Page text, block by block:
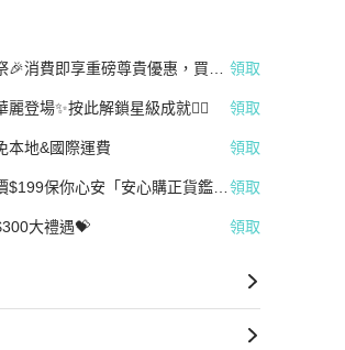
🎉消費即享重磅尊貴優惠，買越
領取
麗登場✨按此解鎖星級成就👆🏻 領取
本地&國際運費 領取
$199保你心安「安心購正貨鑑
領取
大禮遇💝 領取